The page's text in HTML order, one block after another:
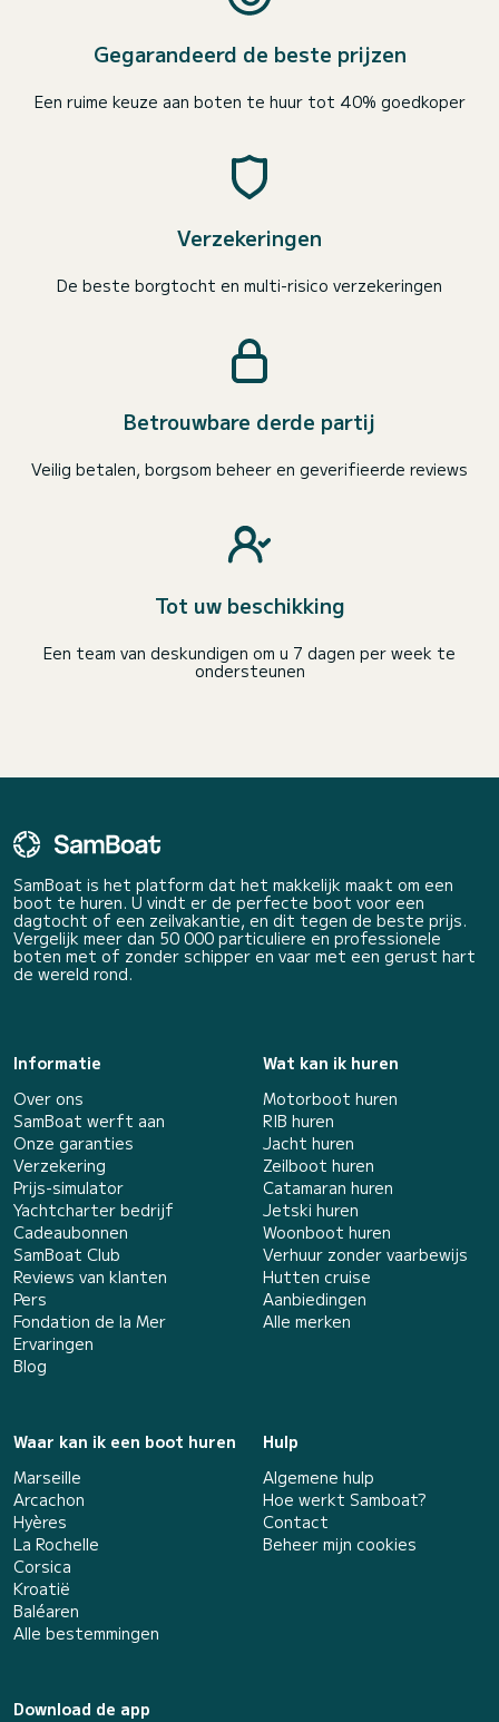
Gegarandeerd de beste prijzen
Een ruime keuze aan boten te huur tot 40% goedkoper
Verzekeringen
De beste borgtocht en multi-risico verzekeringen
Betrouwbare derde partij
Veilig betalen, borgsom beheer en geverifieerde reviews
Tot uw beschikking
Een team van deskundigen om u 7 dagen per week te
ondersteunen
SamBoat is het platform dat het makkelijk maakt om een
boot te huren. U vindt er de perfecte boot voor een
dagtocht of een zeilvakantie, en dit tegen de beste prijs.
Vergelijk meer dan 50 000 particuliere en professionele
boten met of zonder schipper en vaar met een gerust hart
de wereld rond.
Informatie
Over ons
SamBoat werft aan
Onze garanties
Verzekering
Prijs-simulator
Yachtcharter bedrijf
Cadeaubonnen
SamBoat Club
Reviews van klanten
Pers
Fondation de la Mer
Ervaringen
Blog
Wat kan ik huren
Motorboot huren
RIB huren
Jacht huren
Zeilboot huren
Catamaran huren
Jetski huren
Woonboot huren
Verhuur zonder vaarbewijs
Hutten cruise
Aanbiedingen
Alle merken
Waar kan ik een boot huren
Marseille
Arcachon
Hyères
La Rochelle
Corsica
Kroatië
Baléaren
Alle bestemmingen
Hulp
Algemene hulp
Hoe werkt Samboat?
Contact
Beheer mijn cookies
Download de app